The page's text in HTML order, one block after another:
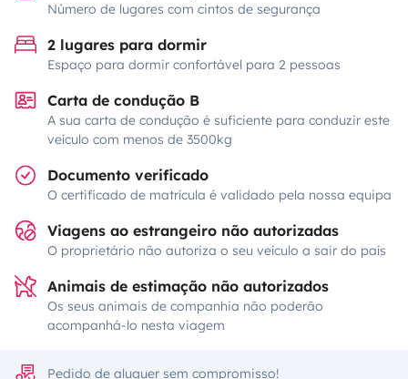
Número de lugares com cintos de segurança
2 lugares para dormir
Espaço para dormir confortável para 2 pessoas
Carta de condução B
A sua carta de condução é suficiente para conduzir este
veículo com menos de 3500kg
Documento verificado
O certificado de matrícula é validado pela nossa equipa
Viagens ao estrangeiro não autorizadas
O proprietário não autoriza o seu veículo a sair do país
Animais de estimação não autorizados
Os seus animais de companhia não poderão
acompanhá-lo nesta viagem
Pedido de aluguer sem compromisso!